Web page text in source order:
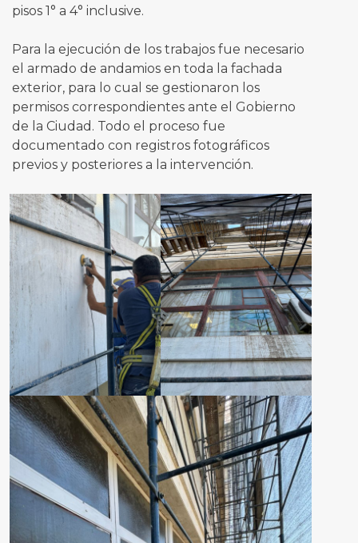
pisos 1° a 4° inclusive.
Para la ejecución de los trabajos fue necesario
el armado de andamios en toda la fachada
exterior, para lo cual se gestionaron los
permisos correspondientes ante el Gobierno
de la Ciudad. Todo el proceso fue
documentado con registros fotográficos
previos y posteriores a la intervención.